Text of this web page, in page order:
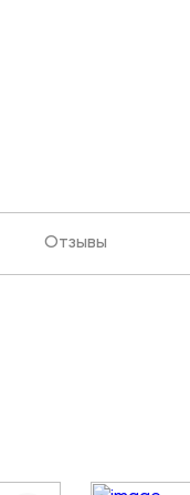
Отзывы